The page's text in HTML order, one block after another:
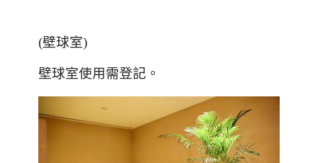
(壁球室)
壁球室使用需登記。